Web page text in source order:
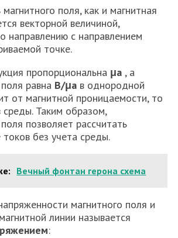
поля, как и магнитная
векторной величиной,
направлению с направлением
точке.
пропорциональна μа , а
равна В/μа в однородной
от магнитной проницаемости, то
среды. Таким образом,
позволяет рассчитать
без учета среды.
Вечный фонтан герона схема
магнитного поля и
линии называется
: